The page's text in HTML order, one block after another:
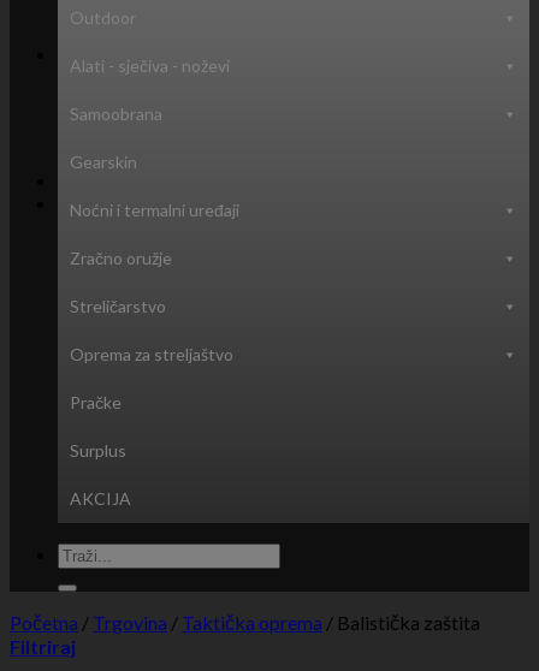
Košarica
Nema proizvoda u košarici.
Outdoor
Alati - sječiva - noževi
Samoobrana
Gearskin
Noćni i termalni uređaji
Zračno oružje
Streličarstvo
Oprema za streljaštvo
Pračke
Surplus
AKCIJA
Početna / Trgovina / Taktička oprema / Balistička zaštita
Filtriraj